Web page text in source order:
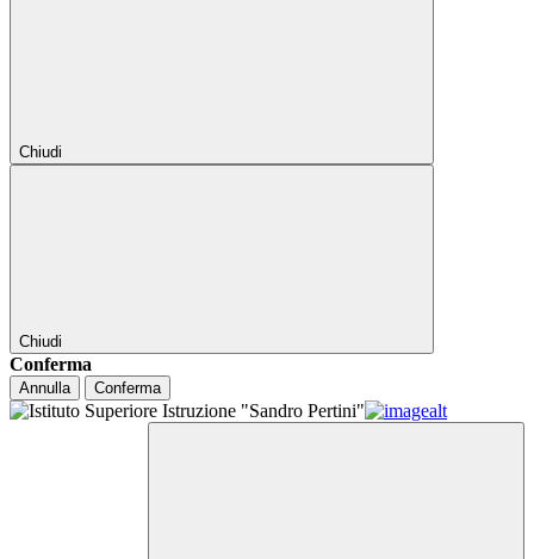
Chiudi
Chiudi
Conferma
Annulla Conferma